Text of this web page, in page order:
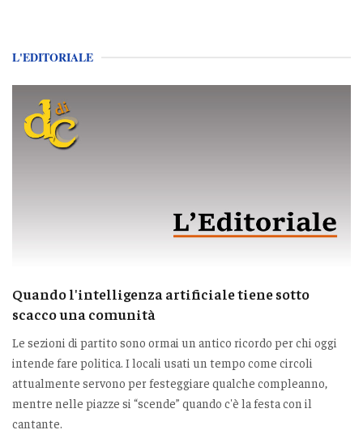
L'EDITORIALE
Quando l'intelligenza artificiale tiene sotto
scacco una comunità
Le sezioni di partito sono ormai un antico ricordo per chi oggi
intende fare politica. I locali usati un tempo come circoli
attualmente servono per festeggiare qualche compleanno,
mentre nelle piazze si “scende” quando c'è la festa con il
cantante.